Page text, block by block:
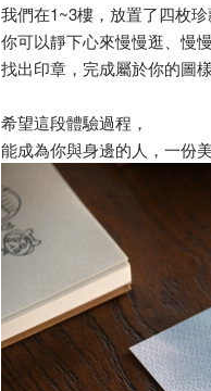
我們在1~3樓，放置了四枚
你可以靜下心來慢慢逛、慢
找出印章，完成屬於你的圖樣
希望這段體驗過程，
能成為你與身邊的人，一份美